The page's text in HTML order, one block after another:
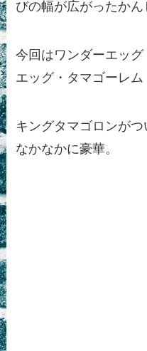
びの幅が広がったかん
今回はワンダーエッ
エッグ・タマゴーレ
キングタマゴロンが
なかなかに豪華。